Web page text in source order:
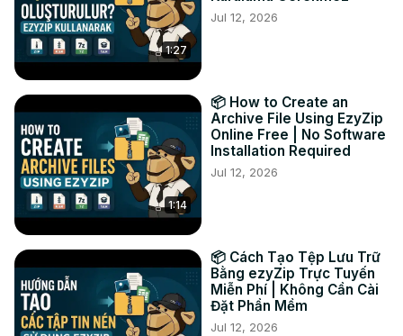
em "Salvar" para salvar os arquivos convertidos em seu
computador.
#converter #exr #png
TWITTER: https://twitter.com/ezyzip
FACEBOOK: https://www.facebook.com/ezyzip/
LINKEDIN: https://www.linkedin.com/showcase/ezyzip/
PINTEREST:
https://www.pinterest.com.au/ezyzip
1:27
Jul 12, 2026
1:14
📦 How to Create an
Archive File Using EzyZip
Online Free | No Software
Installation Required
Jul 12, 2026
📦 Cách Tạo Tệp Lưu Trữ
Bằng ezyZip Trực Tuyến
Miễn Phí | Không Cần Cài
Đặt Phần Mềm
Jul 12, 2026